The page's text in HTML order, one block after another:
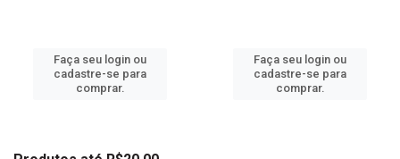
Faça seu login ou
cadastre-se para
comprar.
Faça seu login ou
cadastre-se para
comprar.